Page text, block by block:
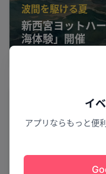
イ
アプリならもっと便
波間を駆ける夏
新西宮ヨットハ
海体験」開催